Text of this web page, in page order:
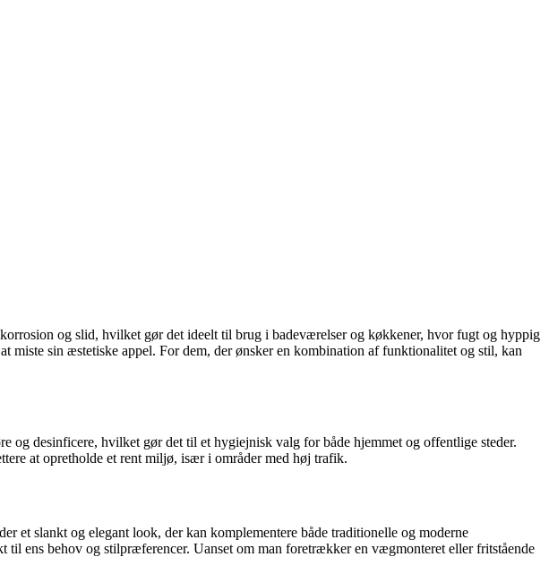
og slid, hvilket gør det ideelt til brug i badeværelser og køkkener, hvor fugt og hyppig
miste sin æstetiske appel. For dem, der ønsker en kombination af funktionalitet og stil, kan
og desinficere, hvilket gør det til et hygiejnisk valg for både hjemmet og offentlige steder.
at opretholde et rent miljø, især i områder med høj trafik.
et slankt og elegant look, der kan komplementere både traditionelle og moderne
til ens behov og stilpræferencer. Uanset om man foretrækker en vægmonteret eller fritstående